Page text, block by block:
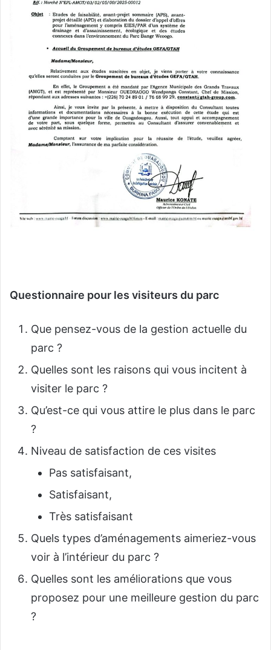
Questionnaire pour les visiteurs du parc
Que pensez-vous de la gestion actuelle du
parc ?
Quelles sont les raisons qui vous incitent à
visiter le parc ?
Qu’est-ce qui vous attire le plus dans le parc
?
Niveau de satisfaction de ces visites
Pas satisfaisant,
Satisfaisant,
Très satisfaisant
Quels types d’aménagements aimeriez-vous
voir à l’intérieur du parc ?
Quelles sont les améliorations que vous
proposez pour une meilleure gestion du parc
?